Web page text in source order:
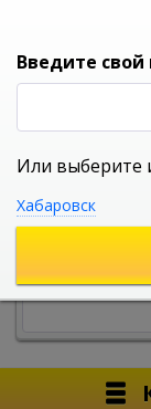
Введите свой
Или выберите
Хабаровск